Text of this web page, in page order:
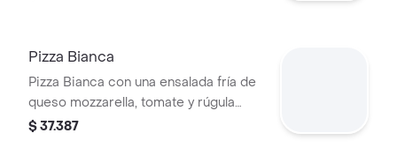
Pizza Bianca
Pizza Bianca con una ensalada fría de
queso mozzarella, tomate y rúgula
marinada.
$ 37.387